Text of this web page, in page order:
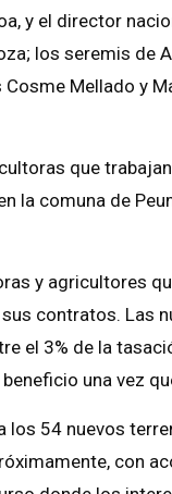
y el director
los seremis de
Mellado y
que
la comuna de
y agricultores
contratos. Las
el 3% de la
una vez
54 nuevos
con